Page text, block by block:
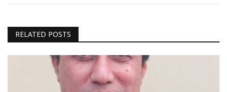
RELATED POSTS